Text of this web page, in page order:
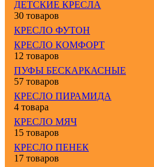
ДЕТСКИЕ КРЕСЛА
30 товаров
КРЕСЛО ФУТОН
КРЕСЛО КОМФОРТ
12 товаров
ПУФЫ БЕСКАРКАСНЫЕ
57 товаров
КРЕСЛО ПИРАМИДА
4 товара
КРЕСЛО МЯЧ
15 товаров
КРЕСЛО ПЕНЕК
17 товаров